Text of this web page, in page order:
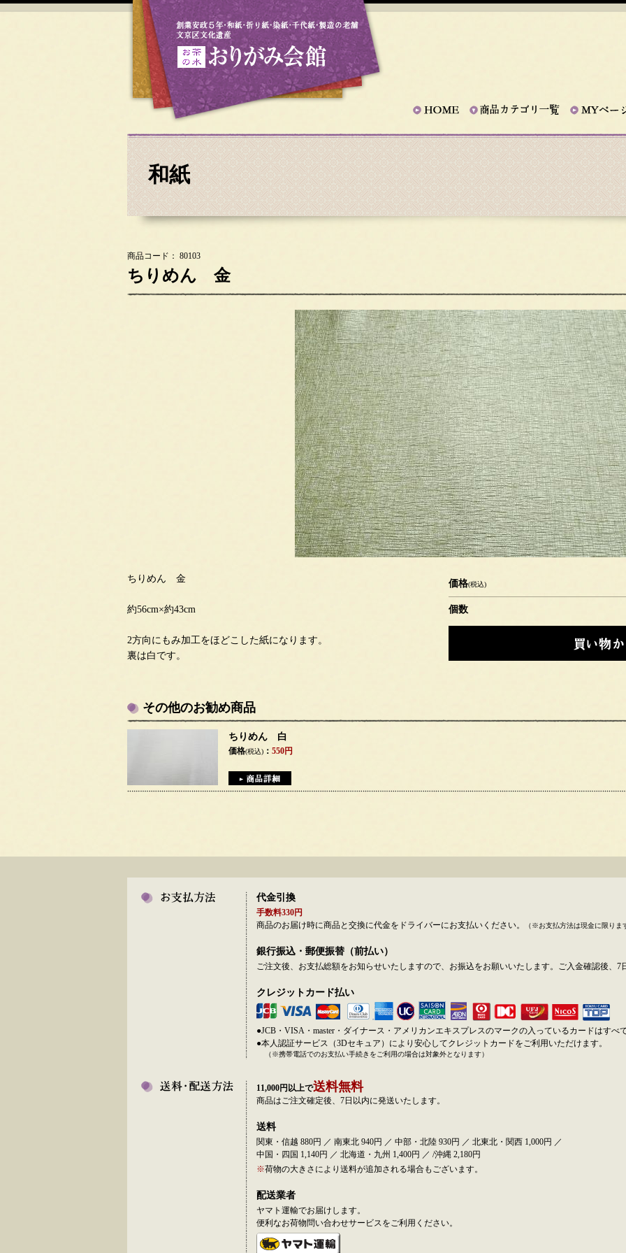
和紙
商品コード： 80103
ちりめん 金
ちりめん 金
約56cm×約43cm
2方向にもみ加工をほどこした紙になります。
裏は白です。
価格(税込)
個数
その他のお勧め商品
ちりめん 白
価格(税込) ： 550円
代金引換
手数料330円
商品のお届け時に商品と交換に代金をドライバーにお支払いください。
（※お支払方法は現金に限りま
銀行振込・郵便振替（前払い）
ご注文後、お支払総額をお知らせいたしますので、お振込をお願いいたします。ご入金確認後、7
クレジットカード払い
●JCB・VISA・master・ダイナース・アメリカンエキスプレスのマークの入っているカードはすべ
●本人認証サービス（3Dセキュア）により安心してクレジットカードをご利用いただけます。
（※携帯電話でのお支払い手続きをご利用の場合は対象外となります）
11,000円以上で送料無料
商品はご注文確定後、7日以内に発送いたします。
送料
関東・信越 880円 ／ 南東北 940円 ／ 中部・北陸 930円 ／ 北東北・関西 1,000円 ／
中国・四国 1,140円 ／ 北海道・九州 1,400円 ／ /沖縄 2,180円
※荷物の大きさにより送料が追加される場合もございます。
配送業者
ヤマト運輸でお届けします。
便利なお荷物問い合わせサービスをご利用ください。